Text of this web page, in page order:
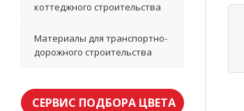
коттеджного строительства
Материалы для транспортно-
дорожного строительства
СЕРВИС ПОДБОРА ЦВЕТА